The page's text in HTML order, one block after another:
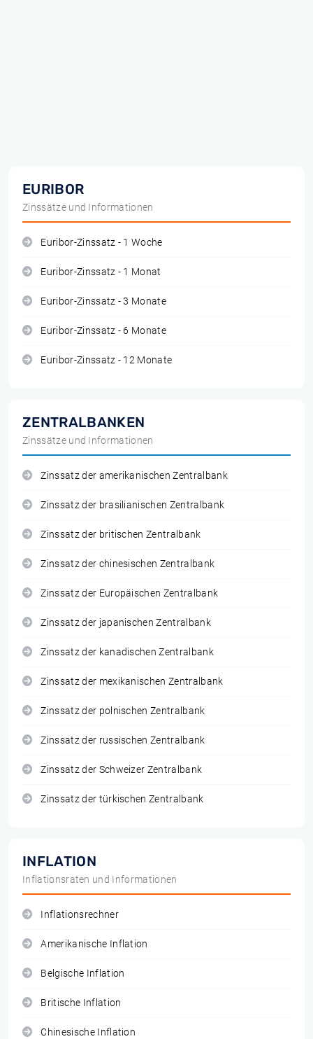
EURIBOR
Zinssätze und Informationen
Euribor-Zinssatz - 1 Woche
Euribor-Zinssatz - 1 Monat
Euribor-Zinssatz - 3 Monate
Euribor-Zinssatz - 6 Monate
Euribor-Zinssatz - 12 Monate
ZENTRALBANKEN
Zinssätze und Informationen
Zinssatz der amerikanischen Zentralbank
Zinssatz der brasilianischen Zentralbank
Zinssatz der britischen Zentralbank
Zinssatz der chinesischen Zentralbank
Zinssatz der Europäischen Zentralbank
Zinssatz der japanischen Zentralbank
Zinssatz der kanadischen Zentralbank
Zinssatz der mexikanischen Zentralbank
Zinssatz der polnischen Zentralbank
Zinssatz der russischen Zentralbank
Zinssatz der Schweizer Zentralbank
Zinssatz der türkischen Zentralbank
INFLATION
Inflationsraten und Informationen
Inflationsrechner
Amerikanische Inflation
Belgische Inflation
Britische Inflation
Chinesische Inflation